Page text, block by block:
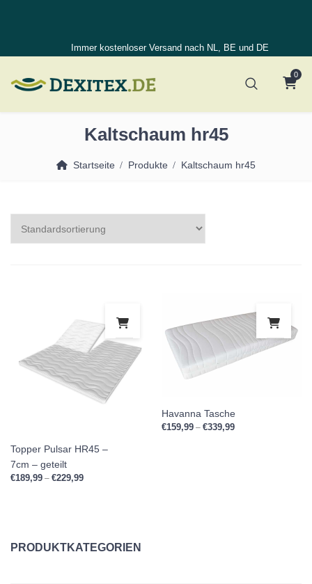
Immer kostenloser Versand nach NL, BE und DE
0
Kaltschaum hr45
Startseite Produkte Kaltschaum hr45
Dieses Produkt weist mehrere
Topper Pulsar HR45 –
7cm – geteilt
€189,99 – €229,99Preisspanne: €189,99 bis €229,99
Havanna Tasche
€159,99 –€339,99Preisspanne:
PRODUKTKATEGORIEN